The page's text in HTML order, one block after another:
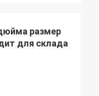
размер
для склада